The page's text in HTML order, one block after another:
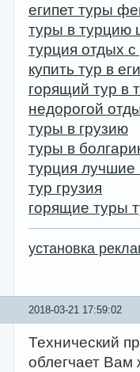
египет туры
туры в турцию
турция отдых
купить тур в
горящий тур в
недорогой
туры в грузию
туры в
турция лучшие
тур грузия
горящие туры
установка
2018-03-21 17:59:02
Технический
облегчает Вам